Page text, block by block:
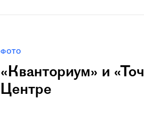
ФОТО
«Кванториум» и
Центре